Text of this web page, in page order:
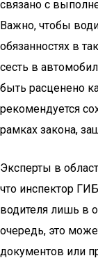
связано с
Важно, чтобы
обязанностях в
сесть в
быть расценено
рекомендуется
рамках закона,
Эксперты в
что инспектор
водителя лишь в
очередь, это
документов или